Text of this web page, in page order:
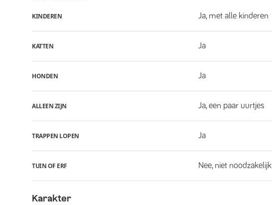
KINDEREN Ja, met alle kinderen
KATTEN Ja
HONDEN Ja
ALLEEN ZIJN Ja, een paar uurtjes
TRAPPEN LOPEN Ja
TUIN OF ERF Nee, niet noodzakelijk
Karakter